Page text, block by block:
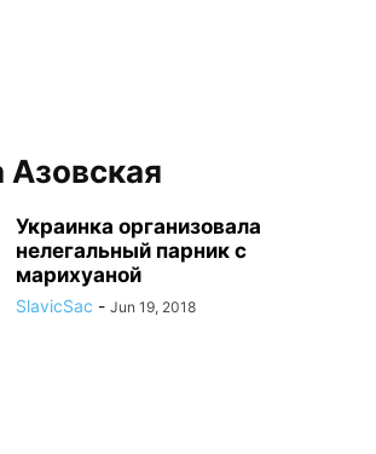
Азовская
Украинка организовала
нелегальный парник с
марихуаной
SlavicSac - Jun 19, 2018